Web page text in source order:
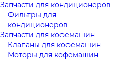
Запчасти для кондиционеров
Фильтры для
кондиционеров
Запчасти для кофемашин
Клапаны для кофемашин
Моторы для кофемашин